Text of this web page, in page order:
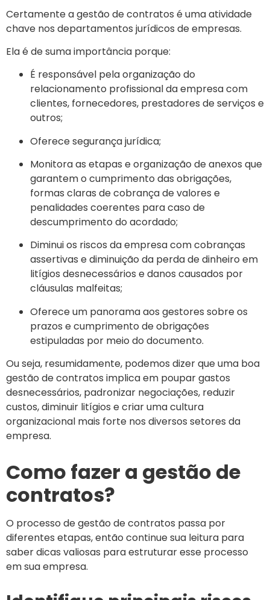
Certamente a gestão de contratos é uma atividade
chave nos departamentos jurídicos de empresas.
Ela é de suma importância porque:
É responsável pela organização do
relacionamento profissional da empresa com
clientes, fornecedores, prestadores de serviços e
outros;
Oferece segurança jurídica;
Monitora as etapas e organização de anexos que
garantem o cumprimento das obrigações,
formas claras de cobrança de valores e
penalidades coerentes para caso de
descumprimento do acordado;
Diminui os riscos da empresa com cobranças
assertivas e diminuição da perda de dinheiro em
litígios desnecessários e danos causados por
cláusulas malfeitas;
Oferece um panorama aos gestores sobre os
prazos e cumprimento de obrigações
estipuladas por meio do documento.
Ou seja, resumidamente, podemos dizer que uma boa
gestão de contratos implica em poupar gastos
desnecessários, padronizar negociações, reduzir
custos, diminuir litígios e criar uma cultura
organizacional mais forte nos diversos setores da
empresa.
Como fazer a gestão de
contratos?
O processo de gestão de contratos passa por
diferentes etapas, então continue sua leitura para
saber dicas valiosas para estruturar esse processo
em sua empresa.